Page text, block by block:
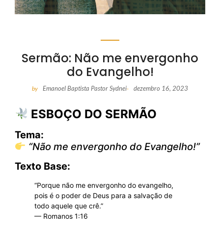
Sermão: Não me envergonho
do Evangelho!
by Emanoel Baptista Pastor Sydnei- dezembro 16, 2023
ESBOÇO DO SERMÃO
Tema:
“Não me envergonho do Evangelho!”
Texto Base:
“Porque não me envergonho do evangelho,
pois é o poder de Deus para a salvação de
todo aquele que crê.”
— Romanos 1:16